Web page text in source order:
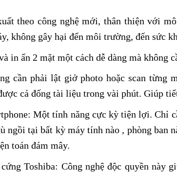
theo công nghệ mới, thân thiện với
không gây hại đến môi trường, đến sức
ấn 2 mặt một cách dễ dàng mà không
cần phải lật giở photo hoặc scan từng
cả đống tài liệu trong vài phút. Giúp
Một tính năng cực kỳ tiện lợi. Chỉ
tại bất kỳ máy tính nào , phòng ban
toán đám mây.
Toshiba: Công nghệ độc quyền này